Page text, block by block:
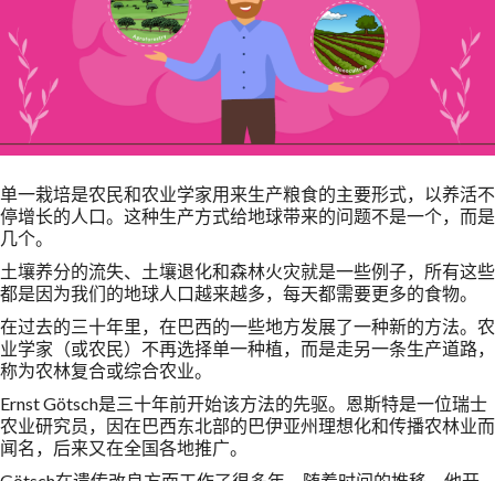
单一栽培是农民和农业学家用来生产粮食的主要形式，以养活不
停增长的人口。这种生产方式给地球带来的问题不是一个，而是
几个。
土壤养分的流失、土壤退化和森林火灾就是一些例子，所有这些
都是因为我们的地球人口越来越多，每天都需要更多的食物。
在过去的三十年里，在巴西的一些地方发展了一种新的方法。农
业学家（或农民）不再选择单一种植，而是走另一条生产道路，
称为农林复合或综合农业。
Ernst Götsch是三十年前开始该方法的先驱。恩斯特是一位瑞士
农业研究员，因在巴西东北部的巴伊亚州理想化和传播农林业而
闻名，后来又在全国各地推广。